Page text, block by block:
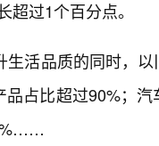
过1个百分点。
生活品质的同时，
占比超过90%；